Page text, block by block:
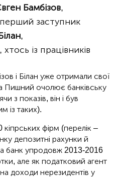
Бамбізов,
заступник
,
із працівників
і Білан уже отримали свої
Пишний очолює банківську
з показів, він і був
із таких).
фірм (перелік –
депозитні рахунки й
банк упродовж 2013-2016
але як податковий агент
доходи нерезидентів у